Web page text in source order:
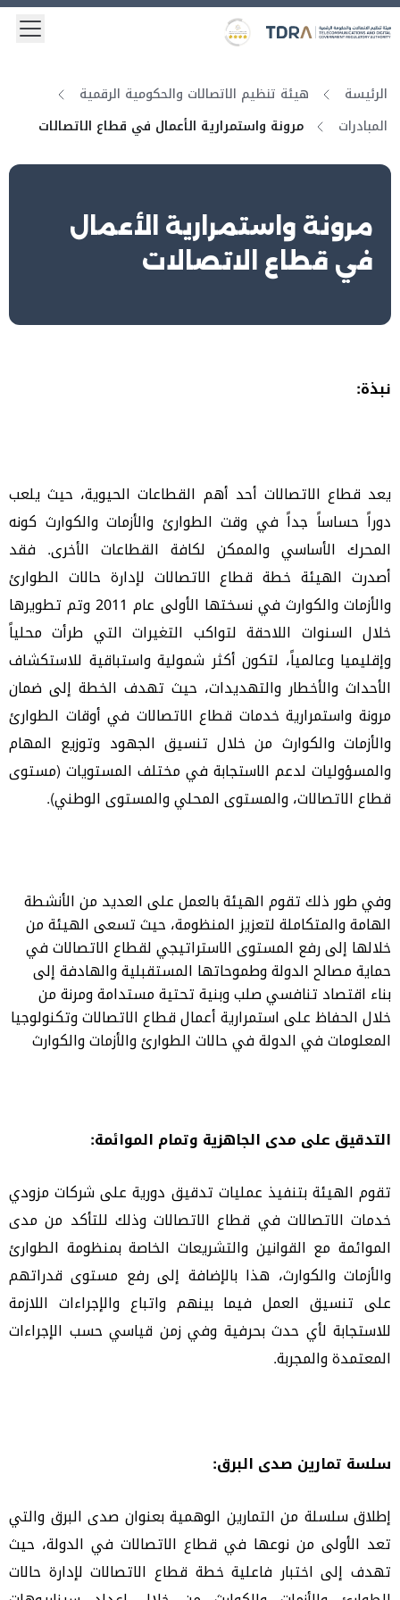
Logo
Gold star Logo
الرئيسة
هيئة تنظيم الاتصالات والحكومية الرقمية
المبادرات
مرونة واستمرارية الأعمال في قطاع الاتصالات
مرونة واستمرارية الأعمال
في قطاع الاتصالات
نبذة:
يعد قطاع الاتصالات أحد أهم القطاعات الحيوية، حيث يلعب
دوراً حساساً جداً في وقت الطوارئ والأزمات والكوارث كونه
المحرك الأساسي والممكن لكافة القطاعات الأخرى. فقد
أصدرت الهيئة خطة قطاع الاتصالات لإدارة حالات الطوارئ
والأزمات والكوارث في نسختها الأولى عام 2011 وتم تطويرها
خلال السنوات اللاحقة لتواكب التغيرات التي طرأت محلياً
وإقليميا وعالمياً، لتكون أكثر شمولية واستباقية للاستكشاف
الأحداث والأخطار والتهديدات، حيث تهدف الخطة إلى ضمان
مرونة واستمرارية خدمات قطاع الاتصالات في أوقات الطوارئ
والأزمات والكوارث من خلال تنسيق الجهود وتوزيع المهام
والمسؤوليات لدعم الاستجابة في مختلف المستويات (مستوى
قطاع الاتصالات، والمستوى المحلي والمستوى الوطني).
وفي طور ذلك تقوم الهيئة بالعمل على العديد من الأنشطة
الهامة والمتكاملة لتعزيز المنظومة، حيث تسعى الهيئة من
خلالها إلى رفع المستوى الاستراتيجي لقطاع الاتصالات في
حماية مصالح الدولة وطموحاتها المستقبلية والهادفة إلى
بناء اقتصاد تنافسي صلب وبنية تحتية مستدامة ومرنة من
خلال الحفاظ على استمرارية أعمال قطاع الاتصالات وتكنولوجيا
المعلومات في الدولة في حالات الطوارئ والأزمات والكوارث
التدقيق على مدى الجاهزية وتمام الموائمة:
تقوم الهيئة بتنفيذ عمليات تدقيق دورية على شركات مزودي
خدمات الاتصالات في قطاع الاتصالات وذلك للتأكد من مدى
الموائمة مع القوانين والتشريعات الخاصة بمنظومة الطوارئ
والأزمات والكوارث، هذا بالإضافة إلى رفع مستوى قدراتهم
على تنسيق العمل فيما بينهم واتباع والإجراءات اللازمة
للاستجابة لأي حدث بحرفية وفي زمن قياسي حسب الإجراءات
المعتمدة والمجربة.
سلسة تمارين صدى البرق:
إطلاق سلسلة من التمارين الوهمية بعنوان صدى البرق والتي
تعد الأولى من نوعها في قطاع الاتصالات في الدولة، حيث
تهدف إلى اختبار فاعلية خطة قطاع الاتصالات لإدارة حالات